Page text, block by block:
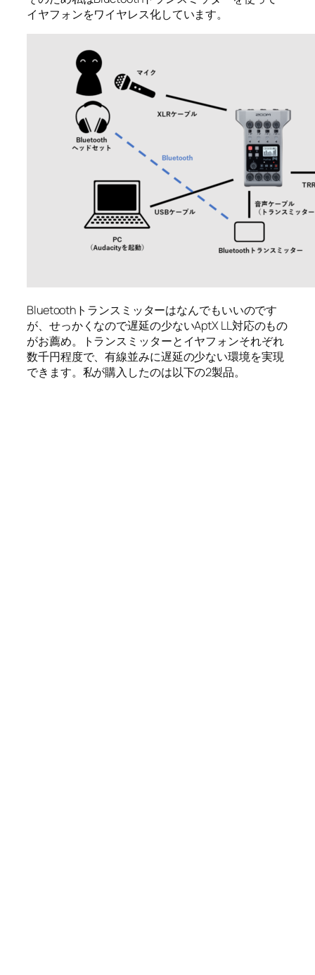
イヤフォンをワイヤレス化しています。
Bluetoothトランスミッターはなんでもいいのです
が、せっかくなので遅延の少ないAptX LL対応のもの
がお薦め。トランスミッターとイヤフォンそれぞれ
数千円程度で、有線並みに遅延の少ない環境を実現
できます。私が購入したのは以下の2製品。